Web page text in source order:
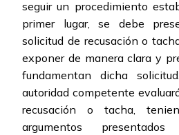
seguir un procedimiento
primer lugar, se debe
solicitud de recusación o
exponer de manera clara y
fundamentan dicha
autoridad competente
recusación o tacha,
argumentos